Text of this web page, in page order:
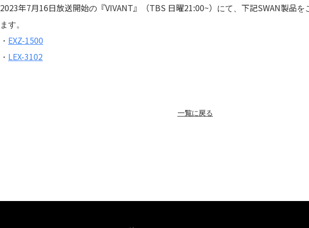
2023年7月16日放送開始の『VIVANT』（TBS 日曜21:00~）にて、下記SWAN製品を
ます。
・ EXZ-1500
・ LEX-3102
一覧に戻る